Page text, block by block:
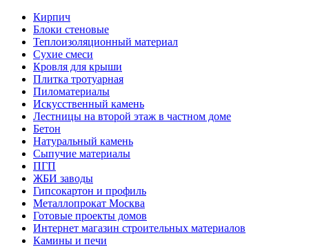
Кирпич
Блоки стеновые
Теплоизоляционный материал
Сухие смеси
Кровля для крыши
Плитка тротуарная
Пиломатериалы
Искусственный камень
Лестницы на второй этаж в частном доме
Бетон
Натуральный камень
Сыпучие материалы
ПГП
ЖБИ заводы
Гипсокартон и профиль
Металлопрокат Москва
Готовые проекты домов
Интернет магазин строительных материалов
Камины и печи